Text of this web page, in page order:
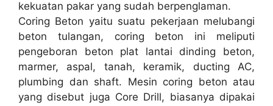
kekuatan pakar yang sudah berpenglaman.
Coring Beton yaitu suatu pekerjaan melubangi
beton tulangan, coring beton ini meliputi
pengeboran beton plat lantai dinding beton,
marmer, aspal, tanah, keramik, ducting AC,
plumbing dan shaft. Mesin coring beton atau
yang disebut juga Core Drill, biasanya dipakai